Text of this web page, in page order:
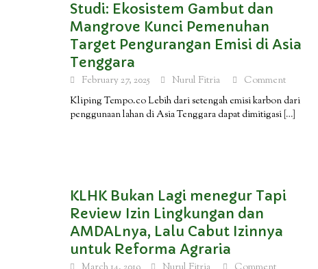
Studi: Ekosistem Gambut dan
Mangrove Kunci Pemenuhan
Target Pengurangan Emisi di Asia
Tenggara
February 27, 2025 Nurul Fitria
Comment
Kliping Tempo.co Lebih dari setengah emisi karbon dari
penggunaan lahan di Asia Tenggara dapat dimitigasi […]
KLHK Bukan Lagi menegur Tapi
Review Izin Lingkungan dan
AMDALnya, Lalu Cabut Izinnya
untuk Reforma Agraria